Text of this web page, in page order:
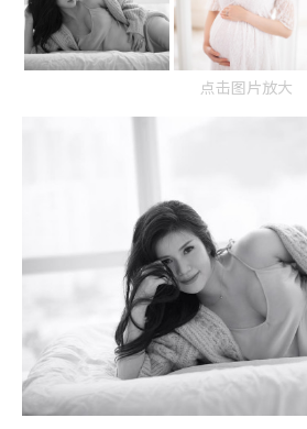
点击图片放大